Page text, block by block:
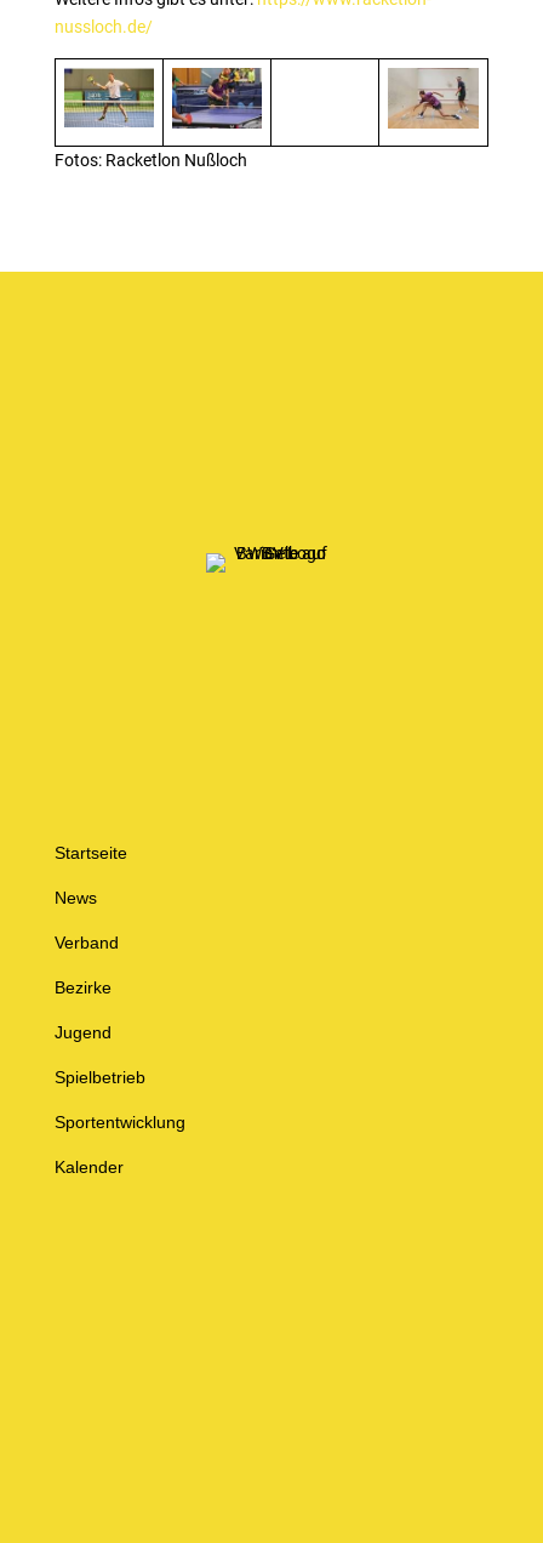
nussloch.de/
Fotos: Racketlon Nußloch
Startseite
News
Verband
Bezirke
Jugend
Spielbetrieb
Sportentwicklung
Kalender